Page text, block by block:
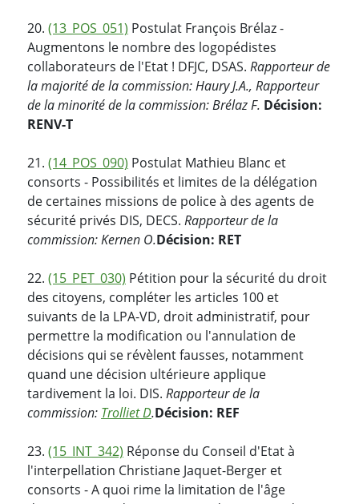
20. (13_POS_051) Postulat François Brélaz -
Augmentons le nombre des logopédistes
collaborateurs de l'Etat ! DFJC, DSAS. Rapporteur de
la majorité de la commission: Haury J.A., Rapporteur
de la minorité de la commission: Brélaz F. Décision:
RENV-T
21. (14_POS_090) Postulat Mathieu Blanc et
consorts - Possibilités et limites de la délégation
de certaines missions de police à des agents de
sécurité privés DIS, DECS. Rapporteur de la
commission: Kernen O.Décision: RET
22. (15_PET_030) Pétition pour la sécurité du droit
des citoyens, compléter les articles 100 et
suivants de la LPA-VD, droit administratif, pour
permettre la modification ou l'annulation de
décisions qui se révèlent fausses, notamment
quand une décision ultérieure applique
tardivement la loi. DIS. Rapporteur de la
commission: Trolliet D.Décision: REF
23. (15_INT_342) Réponse du Conseil d'Etat à
l'interpellation Christiane Jaquet-Berger et
consorts - A quoi rime la limitation de l'âge